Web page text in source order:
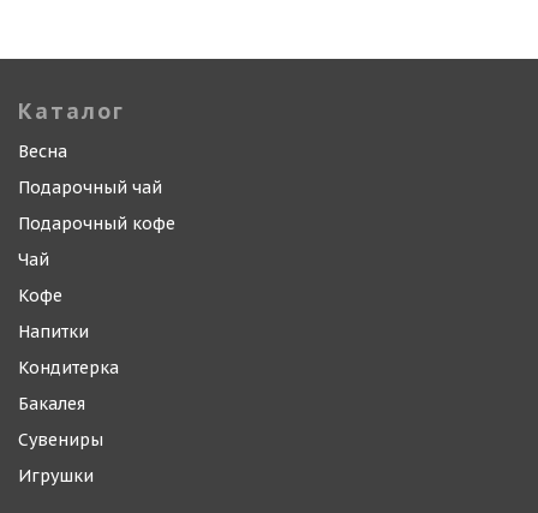
Каталог
Весна
Подарочный чай
Подарочный кофе
Чай
Кофе
Напитки
Кондитерка
Бакалея
Сувениры
Игрушки